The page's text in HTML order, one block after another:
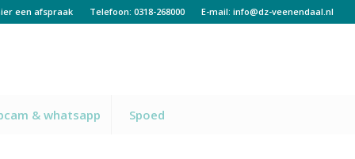
een afspraak Telefoon: 0318-268000 E-mail:info@dz-veenendaal.nl
& whatsapp Spoed